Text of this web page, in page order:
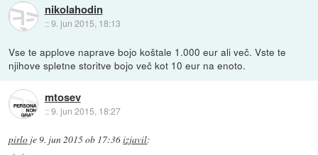
nikolahodin
::9. jun 2015, 18:13
Vse te applove naprave bojo koštale 1.000 eur ali več. Vste te
njihove spletne storitve bojo več kot 10 eur na enoto.
mtosev
::9. jun 2015, 18:27
pirlo je9. jun 2015 ob 17:36izjavil: